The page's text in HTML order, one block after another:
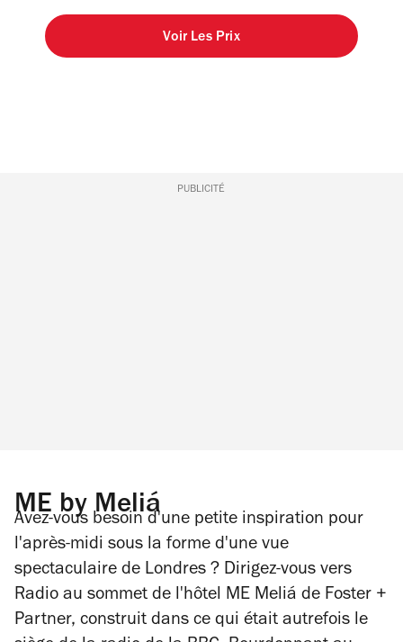
Voir Les Prix
PUBLICITÉ
ME by Meliá
Avez-vous besoin d'une petite inspiration pour
l'après-midi sous la forme d'une vue
spectaculaire de Londres ? Dirigez-vous vers
Radio au sommet de l'hôtel ME Meliá de Foster +
Partner, construit dans ce qui était autrefois le